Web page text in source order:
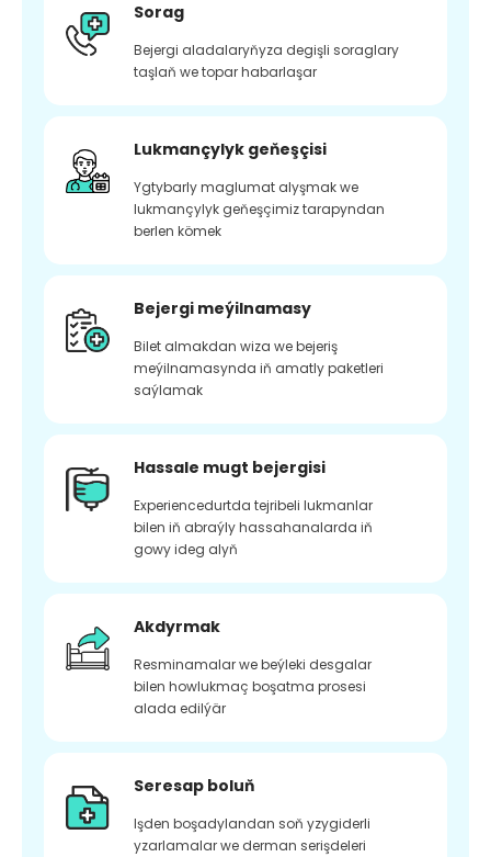
Sorag
Bejergi aladalaryňyza degişli soraglary
taşlaň we topar habarlaşar
Lukmançylyk geňeşçisi
Ygtybarly maglumat alyşmak we
lukmançylyk geňeşçimiz tarapyndan
berlen kömek
Bejergi meýilnamasy
Bilet almakdan wiza we bejeriş
meýilnamasynda iň amatly paketleri
saýlamak
Hassale mugt bejergisi
Experiencedurtda tejribeli lukmanlar
bilen iň abraýly hassahanalarda iň
gowy ideg alyň
Akdyrmak
Resminamalar we beýleki desgalar
bilen howlukmaç boşatma prosesi
alada edilýär
Seresap boluň
Işden boşadylandan soň yzygiderli
yzarlamalar we derman serişdeleri